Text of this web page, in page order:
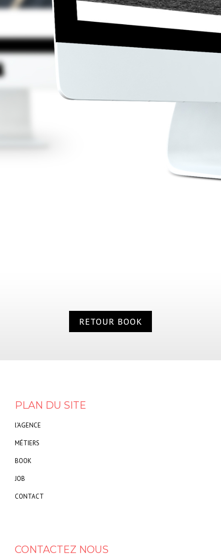
RETOUR BOOK
RETOUR BOOK
PLAN DU SITE
l’AGENCE
MÉTIERS
BOOK
JOB
CONTACT
CONTACTEZ NOUS